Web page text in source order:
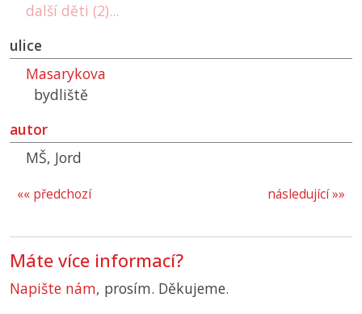
další děti (2)...
ulice
Masarykova
bydliště
autor
MŠ, Jord
následující »»
«« předchozí
Máte více informací?
Napište nám, prosím. Děkujeme.